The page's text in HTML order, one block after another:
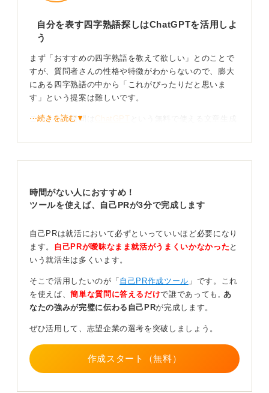
自分を表す四字熟語探しはChatGPTを活用しよ
う
まず「おすすめの四字熟語を教えて欲しい」とのことで
すが、質問者さんの性格や特徴がわからないので、膨大
にある四字熟語の中から「これがぴったりだと思いま
す」という提案は難しいです。
このような質問は ChatGPT
すめです。
リクエストしてみてください。
明を少し変えて入力してみてください。自分にぴったり
の四字熟語を見つける方法としておすすめなのはこれで
す。
どんなに凝った自己PRが作れても相手に伝わらなけ
れば意味がない
また、四字熟語を自己PRに盛り込むことを企業がどう思
うかについてお答えします。こういうときに気を付ける
のは、ひねりを利かせすぎて何を言いたいかよくわから
ない表現を避けることです。
⋯続きを読む▼
時間がない人におすすめ！
ツールを使えば、自己PRが3分で完成します
自己PRは就活において必ずといっていいほど必要になり
ます。 自己PRが曖昧なまま就活がうまくいかなかった と
いう就活生は多くいます。
そこで活用したいのが「 自己PR作成ツール 」です。これ
を使えば、簡単な質問に答えるだけで誰であっても, あ
なたの強みが完璧に伝わる自己PRが完成します。
ぜひ活用して、志望企業の選考を突破しましょう。
作成スタート（無料）